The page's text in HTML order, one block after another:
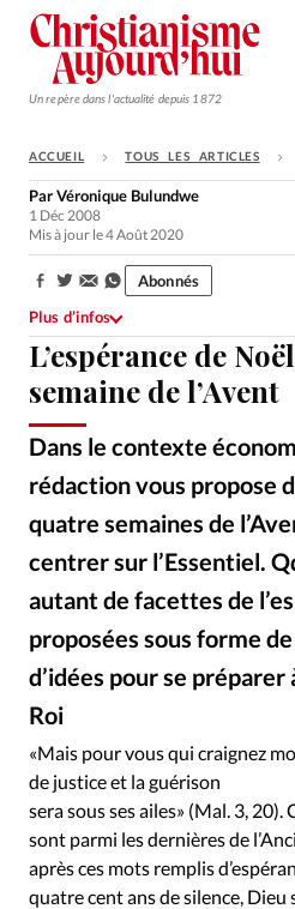
Un repère dans l'actualité depuis 1872
Monde
Opinions
Tous les articles
Faire un don
Emploi
Se connecter
Édition: Internationale
RUBRIQUES
Tous les articles
Actualité
Actualité internationale
Dossier
Opinions
Publireportage
Société
Tour du monde des
Vécu
Vie Intérieure
ACCUEIL TOUS LES ARTICLES
L’espérance de
semaine de l’Avent
Dans le contexte
rédaction vous propose
quatre semaines de
centrer sur l’Essentiel.
autant de facettes de
proposées sous forme
d’idées pour se préparer
Roi
ParVéronique Bulundwe
1 Déc 2008
Mis à jour le 4 Août 2020
Partager:
Abonnés
Plus d’infos
«Mais pour vous qui craignez
de justice et la guérison
sera sous ses ailes» (Mal. 3,
sont parmi les dernières de
après ces mots remplis
quatre cent ans de silence, Dieu